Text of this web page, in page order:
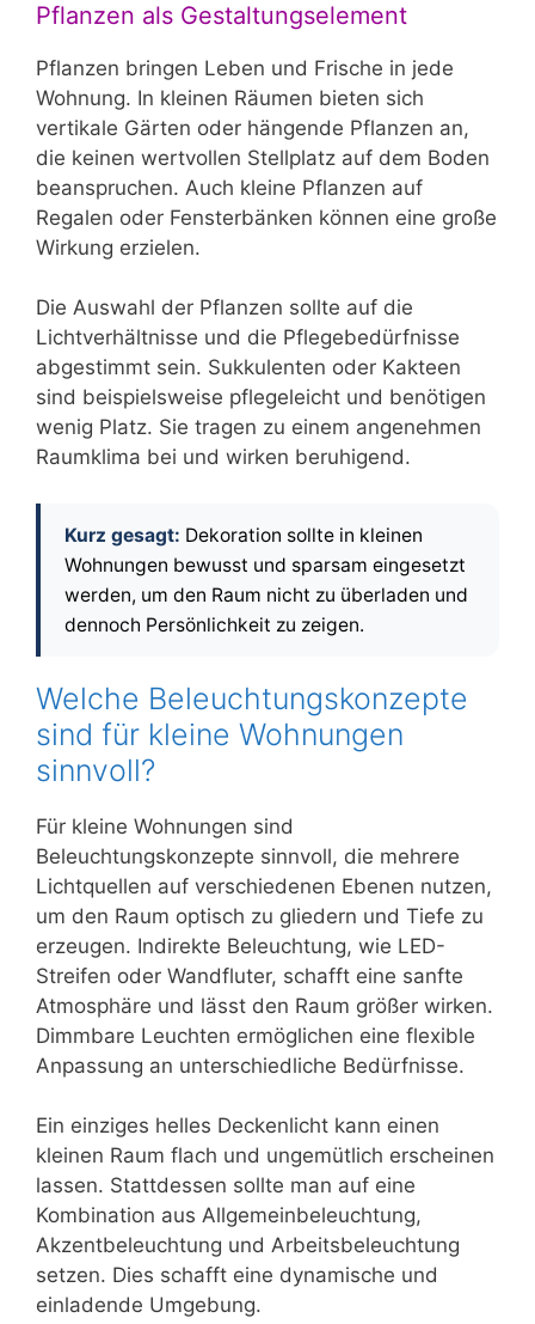
Pflanzen als Gestaltungselement
Pflanzen bringen Leben und Frische in jede
Wohnung. In kleinen Räumen bieten sich
vertikale Gärten oder hängende Pflanzen an,
die keinen wertvollen Stellplatz auf dem Boden
beanspruchen. Auch kleine Pflanzen auf
Regalen oder Fensterbänken können eine große
Wirkung erzielen.
Die Auswahl der Pflanzen sollte auf die
Lichtverhältnisse und die Pflegebedürfnisse
abgestimmt sein. Sukkulenten oder Kakteen
sind beispielsweise pflegeleicht und benötigen
wenig Platz. Sie tragen zu einem angenehmen
Raumklima bei und wirken beruhigend.
Kurz gesagt: Dekoration sollte in kleinen
Wohnungen bewusst und sparsam eingesetzt
werden, um den Raum nicht zu überladen und
dennoch Persönlichkeit zu zeigen.
Welche Beleuchtungskonzepte
sind für kleine Wohnungen
sinnvoll?
Für kleine Wohnungen sind
Beleuchtungskonzepte sinnvoll, die mehrere
Lichtquellen auf verschiedenen Ebenen nutzen,
um den Raum optisch zu gliedern und Tiefe zu
erzeugen. Indirekte Beleuchtung, wie LED-
Streifen oder Wandfluter, schafft eine sanfte
Atmosphäre und lässt den Raum größer wirken.
Dimmbare Leuchten ermöglichen eine flexible
Anpassung an unterschiedliche Bedürfnisse.
Ein einziges helles Deckenlicht kann einen
kleinen Raum flach und ungemütlich erscheinen
lassen. Stattdessen sollte man auf eine
Kombination aus Allgemeinbeleuchtung,
Akzentbeleuchtung und Arbeitsbeleuchtung
setzen. Dies schafft eine dynamische und
einladende Umgebung.